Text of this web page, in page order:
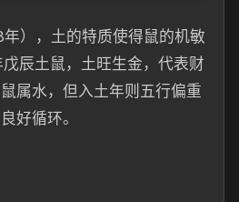
），土的特质使得鼠的机敏
辰土鼠，土旺生金，代表财
属水，但入土年则五行偏重
好循环。